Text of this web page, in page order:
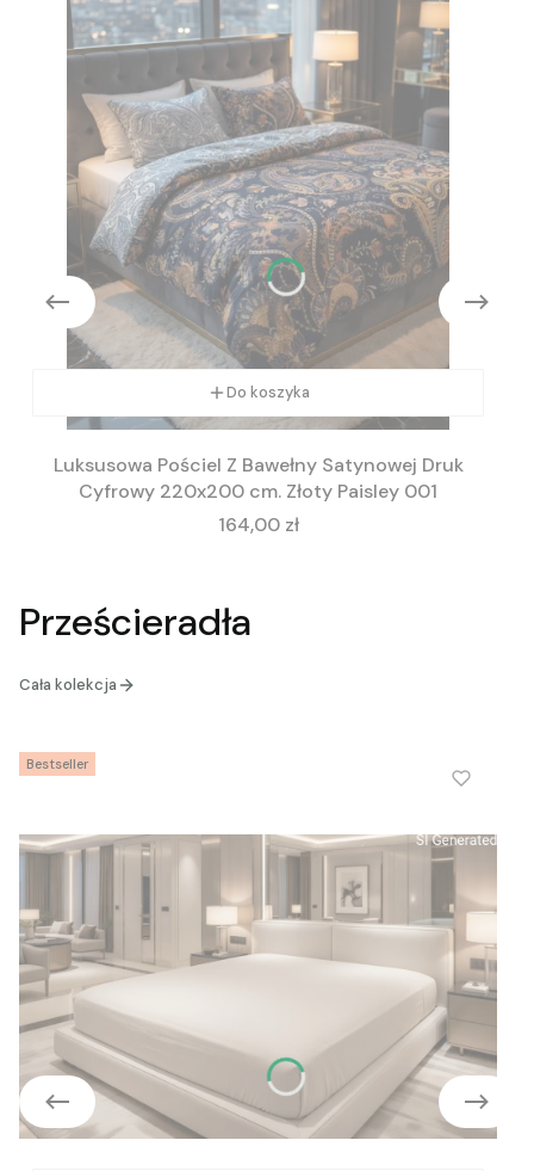
Do koszyka
Luksusowa Pościel Z Bawełny Satynowej Druk
Cyfrowy 220x200 cm. Złoty Paisley 001
Cena
164,00 zł
Prześcieradła
Cała kolekcja
Bestseller